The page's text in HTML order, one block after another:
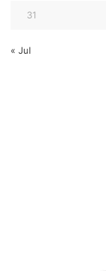
31
« Jul